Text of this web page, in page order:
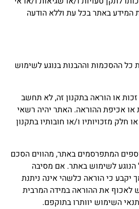
המידע באתר בכל עת וללא הודעה
כל ההסכמות וההבנות בנוגע לשימוש
או הוראה בתקנון זה, לא תחשב
או אכיפת ההוראה. האתר יהיה רשאי
מזכויותיו ו/או חובותיו בתקנון
המתפרסמים באתר, מהווים הסכם
לשימוש באתר. אם מסיבה
כי הוראה כלשהי אינה ניתנת
לאכוף את ההוראה במידה המרבית
השימוש יוותרו בתוקפם.